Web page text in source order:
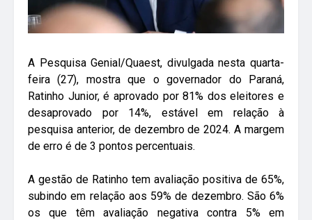
A Pesquisa Genial/Quaest, divulgada nesta quarta-
feira (27), mostra que o governador do Paraná,
Ratinho Junior, é aprovado por 81% dos eleitores e
desaprovado por 14%, estável em relação à
pesquisa anterior, de dezembro de 2024. A margem
de erro é de 3 pontos percentuais.
A gestão de Ratinho tem avaliação positiva de 65%,
subindo em relação aos 59% de dezembro. São 6%
os que têm avaliação negativa contra 5% em